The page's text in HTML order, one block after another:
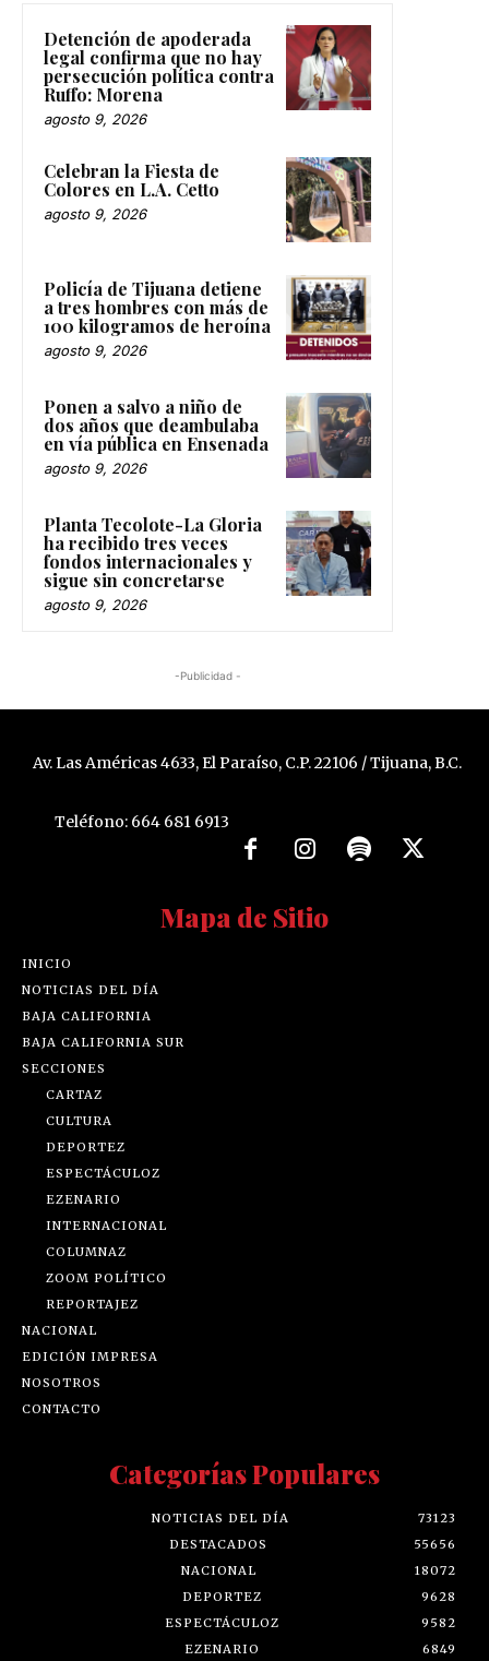
Detención de apoderada
legal confirma que no hay
persecución política contra
Ruffo: Morena
agosto 9, 2026
Celebran la Fiesta de
Colores en L.A. Cetto
agosto 9, 2026
Policía de Tijuana detiene
a tres hombres con más de
100 kilogramos de heroína
agosto 9, 2026
Ponen a salvo a niño de
dos años que deambulaba
en vía pública en Ensenada
agosto 9, 2026
Planta Tecolote-La Gloria
ha recibido tres veces
fondos internacionales y
sigue sin concretarse
agosto 9, 2026
-Publicidad -
Av. Las Américas 4633, El Paraíso, C.P. 22106 / Tijuana, B.C.
Teléfono: 664 681 6913
Mapa de Sitio
INICIO
NOTICIAS DEL DÍA
BAJA CALIFORNIA
BAJA CALIFORNIA SUR
SECCIONES
CARTAZ
CULTURA
DEPORTEZ
ESPECTÁCULOZ
EZENARIO
INTERNACIONAL
COLUMNAZ
ZOOM POLÍTICO
REPORTAJEZ
NACIONAL
EDICIÓN IMPRESA
NOSOTROS
CONTACTO
Categorías Populares
NOTICIAS DEL DÍA
73123
DESTACADOS
55656
NACIONAL
18072
DEPORTEZ
9628
ESPECTÁCULOZ
9582
EZENARIO
6849